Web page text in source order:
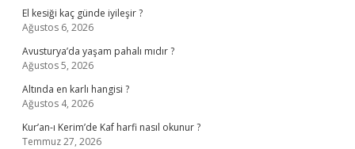
El kesiği kaç günde iyileşir ?
Ağustos 6, 2026
Avusturya’da yaşam pahalı mıdır ?
Ağustos 5, 2026
Altında en karlı hangisi ?
Ağustos 4, 2026
Kur’an-ı Kerim’de Kaf harfi nasıl okunur ?
Temmuz 27, 2026